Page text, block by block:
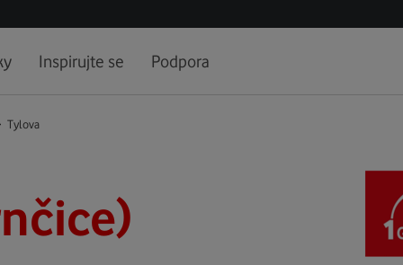
Inspirujte se Podpora
Tylova